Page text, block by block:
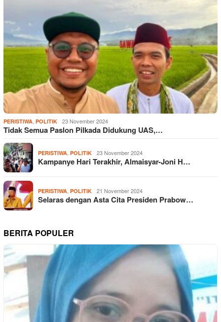
PERISTIWA POLITIK 23 November 2024
Tidak Semua Paslon Pilkada Didukung UAS,…
PERISTIWA POLITIK 23 November 2024
Kampanye Hari Terakhir, Almaisyar-Joni H…
PERISTIWA POLITIK 21 November 2024
Selaras dengan Asta Cita Presiden Prabow…
BERITA POPULER